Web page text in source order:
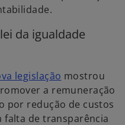
da igualdade
legislação mostrou
a remuneração
por redução de custos
falta de transparência